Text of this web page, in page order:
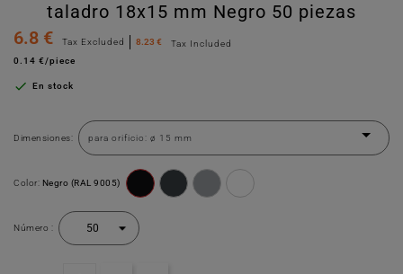
taladro 18x15 mm Negro 50 piezas
6.8 €
Tax Excluded 8.23 €
Tax Included
0.14 €/piece
 En stock
Dimensiones:
Color: Negro (RAL 9005)
Número :